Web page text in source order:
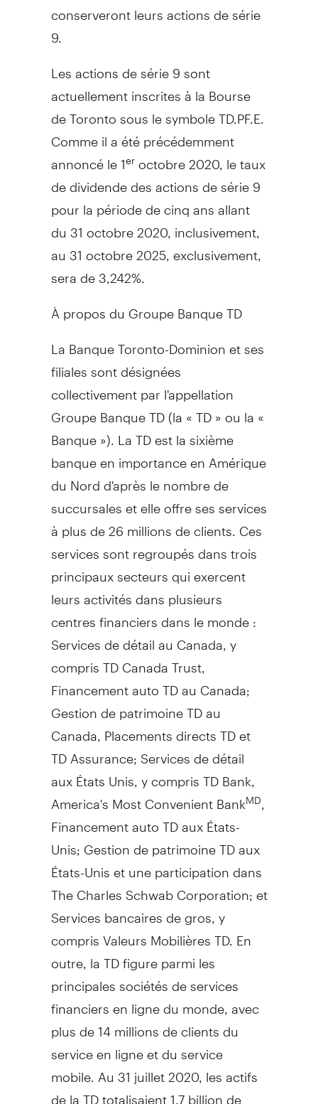
conserveront leurs actions de série
9.
Les actions de série 9 sont
actuellement inscrites à la Bourse
deTorontosous le symbole TD.PF.E.
Comme il a été précédemment
annoncé le 1eroctobre 2020, le taux
de dividende des actions de série 9
pour la période de cinq ans allant
du 31 octobre 2020, inclusivement,
au 31 octobre 2025, exclusivement,
sera de 3,242%.
À propos du Groupe Banque TD
La Banque Toronto-Dominion et ses
filiales sont désignées
collectivement par l'appellation
Groupe Banque TD (la « TD » ou la «
Banque »). La TD est la sixième
banque en importance en Amérique
du Nord d'après le nombre de
succursales et elle offre ses services
à plus de 26 millions de clients. Ces
services sont regroupés dans trois
principaux secteurs qui exercent
leurs activités dans plusieurs
centres financiers dans le monde :
Services de détail au Canada , y
compris TD Canada Trust,
Financement auto TD au Canada;
Gestion depatrimoine TD au
Canada , Placements directs TD et
TD Assurance; Services de détail
aux États Unis, y compris TD Bank,
America's Most Convenient BankMD
Financement auto TD aux États-
Unis;Gestion depatrimoine TD aux
États-Unis et une participation dans
The Charles Schwab Corporation; et
Services bancaires de gros, y
compris Valeurs Mobilières TD. En
outre, la TD figure parmi les
principales sociétés de services
financiers en ligne du monde, avec
plus de 14 millions de clients du
service en ligne et du service
mobile. Au 31 juillet 2020, les actifs
de la TD totalisaient 1,7 billion de